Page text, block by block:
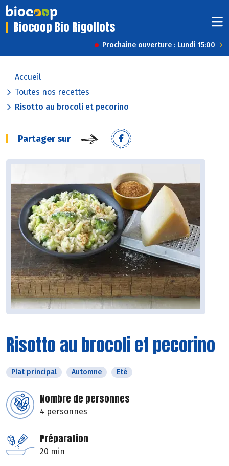
Biocoop Bio Rigollots
Prochaine ouverture : Lundi 15:00
Accueil
Toutes nos recettes
Risotto au brocoli et pecorino
Partager sur
Risotto au brocoli et pecorino
Plat principal Automne Eté
Nombre de personnes
4 personnes
Préparation
20 min